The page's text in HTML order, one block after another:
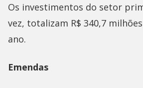
Os investimentos do setor
vez, totalizam R$ 340,7
ano.
Emendas